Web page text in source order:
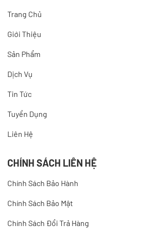
Trang Chủ
Giới Thiệu
Sản Phẩm
Dịch Vụ
Tin Tức
Tuyển Dụng
Liên Hệ
CHÍNH SÁCH LIÊN HỆ
Chính Sách Bảo Hành
Chính Sách Bảo Mật
Chính Sách Đổi Trả Hàng